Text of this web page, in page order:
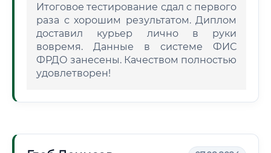
Итоговое тестирование сдал с первого
раза с хорошим результатом. Диплом
доставил курьер лично в руки
вовремя. Данные в системе ФИС
ФРДО занесены. Качеством полностью
удовлетворен!